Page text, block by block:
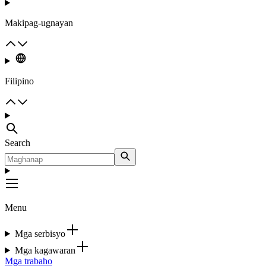
Makipag-ugnayan
Filipino
Search
Menu
Mga serbisyo
Mga kagawaran
Mga trabaho